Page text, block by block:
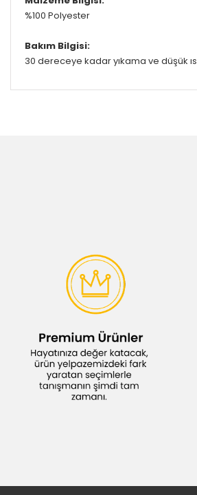
%100 Polyester
Bakım Bilgisi:
30 dereceye kadar yıkama ve düşük